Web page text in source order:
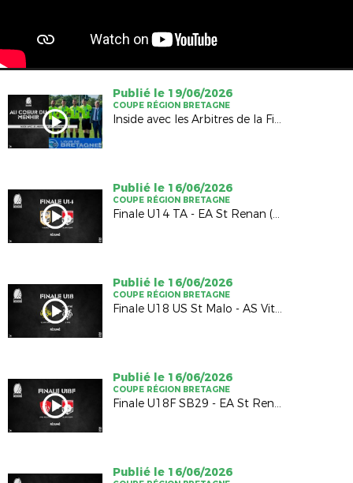
Publié le 19/06/2026
COUPE RÉGION BRETAGNE
Inside avec les Arbitres de la Finale Hommes
Publié le 16/06/2026
COUPE RÉGION BRETAGNE
Finale U14 TA - EA St Renan (1-1; 4-5 TAB)
Publié le 16/06/2026
COUPE RÉGION BRETAGNE
Finale U18 US St Malo - AS Vitré (2-2; 4-5 TAB)
Publié le 16/06/2026
COUPE RÉGION BRETAGNE
Finale U18F SB29 - EA St Renan (1-0)
Publié le 16/06/2026